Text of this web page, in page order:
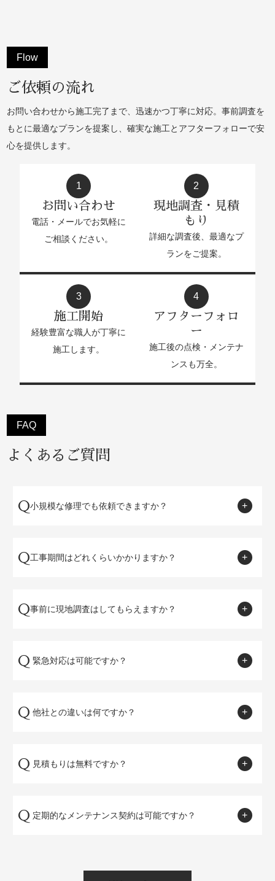
Flow
ご依頼の流れ
お問い合わせから施工完了まで、迅速かつ丁寧に対応。事前調査を
もとに最適なプランを提案し、確実な施工とアフターフォローで安
心を提供します。
1
お問い合わせ
電話・メールでお気軽に
ご相談ください。
2
現地調査・見積
もり
詳細な調査後、最適なプ
ランをご提案。
3
施工開始
経験豊富な職人が丁寧に
施工します。
4
アフターフォロ
ー
施工後の点検・メンテナ
ンスも万全。
FAQ
よくあるご質問
Q小規模な修理でも依頼できますか？
Q工事期間はどれくらいかかりますか？
Q事前に現地調査はしてもらえますか？
Q 緊急対応は可能ですか？
Q 他社との違いは何ですか？
Q 見積もりは無料ですか？
Q 定期的なメンテナンス契約は可能ですか？